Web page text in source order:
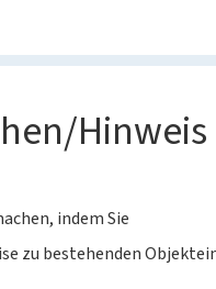
Hinweis
indem Sie
zu bestehenden